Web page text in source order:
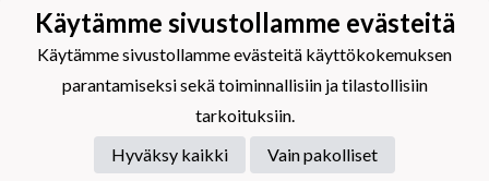
Tietosuojaseloste
Käytämme sivustollamme evästeitä
Käytämme sivustollamme evästeitä käyttökokemuksen
parantamiseksi sekä toiminnallisiin ja tilastollisiin
tarkoituksiin.
Hyväksy kaikki
Vain pakolliset